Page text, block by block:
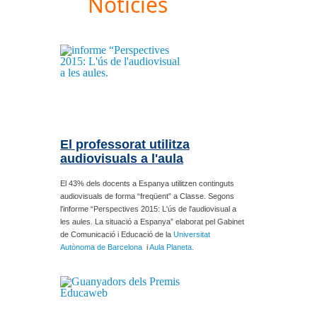
El professorat utilitza
audiovisuals a l'aula
El 43% dels docents a Espanya utilitzen continguts
audiovisuals de forma “freqüent” a Classe. Segons
l'informe “Perspectives 2015: L'ús de l'audiovisual a
les aules. La situació a Espanya” elaborat pel Gabinet
de Comunicació i Educació de la Universitat
Autònoma de Barcelona iAula Planeta